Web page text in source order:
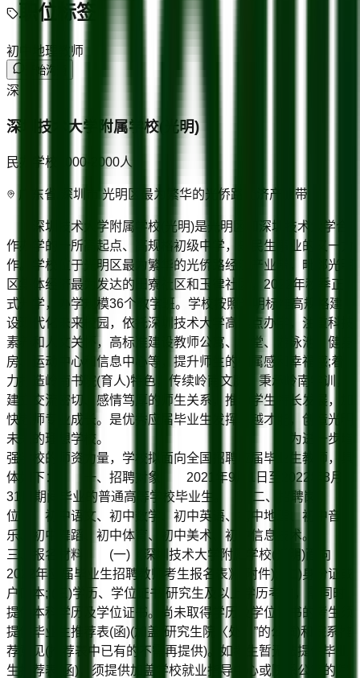
职位标签
初中地理教师
开始沟通
深
深圳技术大学附属学校(光明)
民办学校 1000-2000人
广东省/深圳市 光明区最为繁华的光侨路经济产业带
深圳技术大学附属学校(光明)是光明区和深圳技术大学合
作办学的一所高起点、高规格初级中学，是民生事业的又一力
作。学校位于光明区最为繁华的光侨路经济产业带，毗邻光明
区集体经济最为发达的田寮社区和玉律社区，2022年秋季正
式开学，办学规模36个教学班。学校按照光明标准高规格建
设现代化未来校园，依托深圳技术大学高起点办学，注重科技
素养和人文关怀，高标准建设教师公寓、食堂、游泳池、健身
房、运动中心和信息中心等，提升师生的归属感和幸福感;着
力打造岭南书院(育人)特色，传续岭南文脉，秉承岭南学训，
建立交流密切、感情笃厚的师生关系，推动学生特长发展，加
快老师专业成长。是优秀应届毕业生发挥卓越才能，创造光明
未来的理想学校。 为进一步增
强学校的师资力量，学校拟面向全国招聘应届毕业生教师，具
体如下： 一、招聘对象 2021年9月1日至2022年8月
31日期间毕业的普通高等学校毕业生。 二、招聘岗
位 初中语文、初中数学、初中英语、初中地理、初中音
乐、初中舞蹈、初中体育、初中美术、初中信息技术。
三、报名材料 (一)《深圳技术大学附属学校(光明)面向
2022年应届毕业生招聘教师考生报名表》(附件); (二)身份证或
户口本; (三)学历、学位证书;研究生及以上学历考生，需同时
提供本科学历及学位证书。尚未取得学历及学位证书的考生须
提供毕业生推荐表(函)(加盖“研究生院〈处〉”的公章)和院系推
荐意见(推荐表中已有的不需再提供)。如考生暂无法提供毕业
生推荐表(函)，须提供加盖学校就业指导中心或院系公章的院